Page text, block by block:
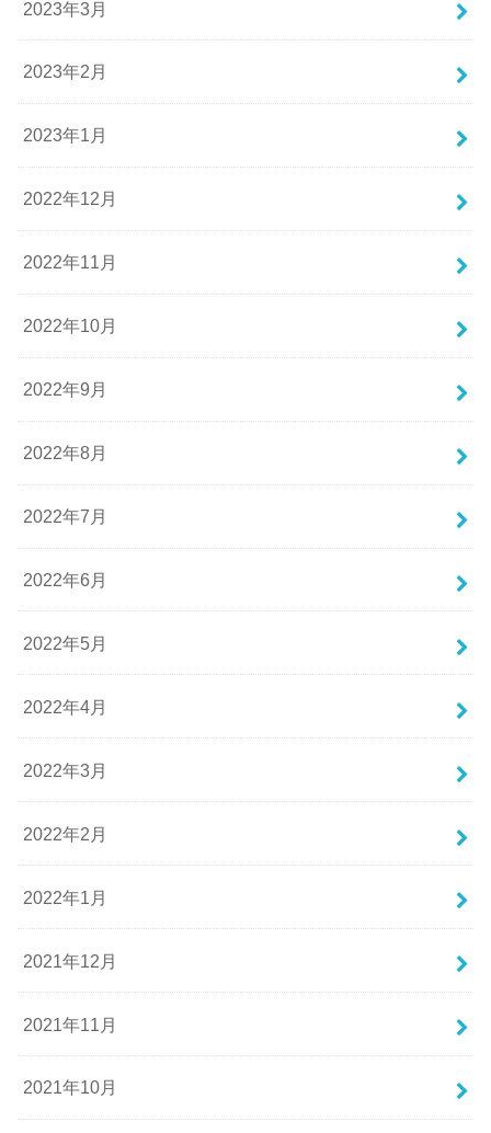
2023年3月
2023年2月
2023年1月
2022年12月
2022年11月
2022年10月
2022年9月
2022年8月
2022年7月
2022年6月
2022年5月
2022年4月
2022年3月
2022年2月
2022年1月
2021年12月
2021年11月
2021年10月